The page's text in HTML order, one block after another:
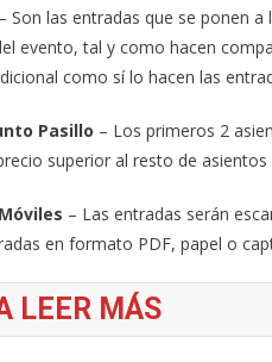
– Son las entradas que se ponen
evento, tal y como hacen
como sí lo hacen las
Pasillo – Los primeros 2
superior al resto de
– Las entradas serán
en formato PDF, papel o
LEER MÁS